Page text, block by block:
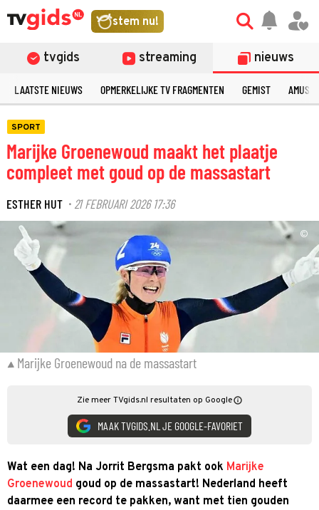
stem nu!
tvgids streaming nieuws
LAATSTE NIEUWS OPMERKELIJKE TV FRAGMENTEN GEMIST
SPORT
Marijke Groenewoud maakt het plaatje
compleet met goud op de massastart
ESTHER HUT · 21 FEBRUARI 2026 17:36
©
Marijke Groenewoud na de massastart
Zie meer TVgids.nl resultaten op Google
MAAK TVGIDS.NL JE GOOGLE-FAVORIET
Wat een dag! Na Jorrit Bergsma pakt ook Marijke
Groenewoud goud op de massastart! Nederland heeft
daarmee een record te pakken, want met tien gouden